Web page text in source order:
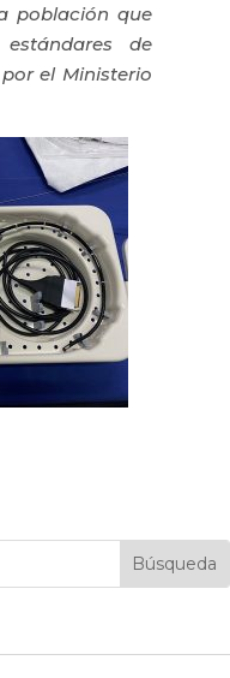
población que
de
el Ministerio